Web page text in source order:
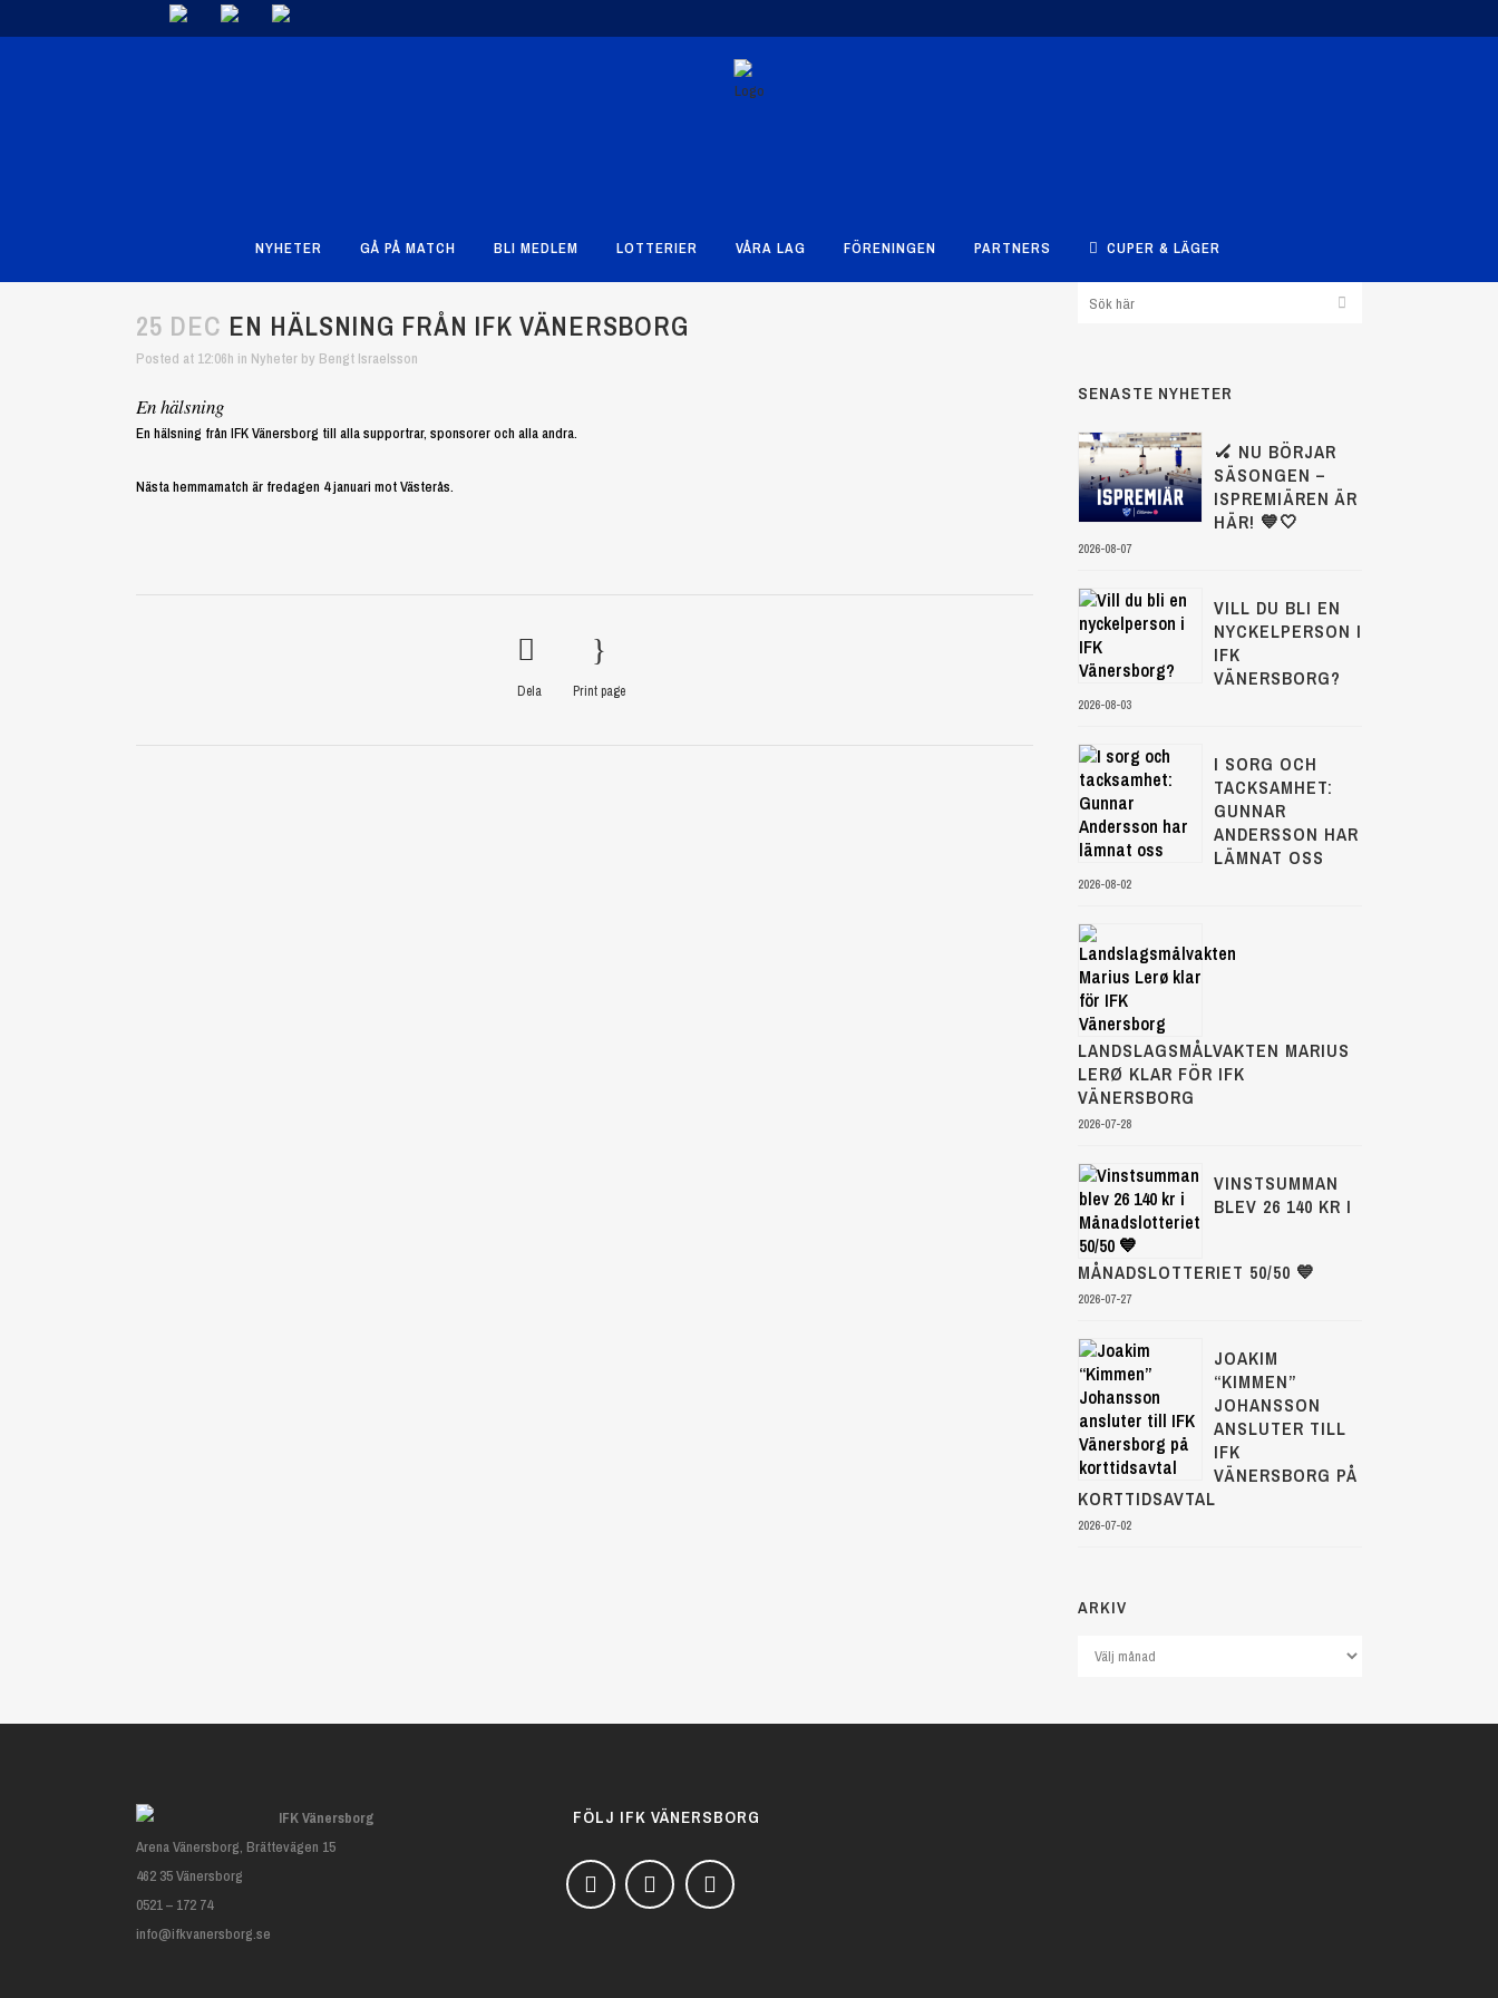
NYHETER GÅ PÅ MATCH BLI MEDLEM LOTTERIER VÅRA LAG FÖRENINGEN PARTNERS CUPER & LÄGER
25 DEC EN HÄLSNING FRÅN IFK VÄNERSBORG
Posted at 12:06h in Nyheter by Bengt Israelsson
En hälsning
En hälsning från IFK Vänersborg till alla supportrar, sponsorer och alla andra.
Nästa hemmamatch är fredagen 4 januari mot Västerås.
Dela Print page
SENASTE NYHETER
🏑 NU BÖRJAR
SÄSONGEN –
ISPREMIÄREN ÄR
HÄR! 💙🤍
2026-08-07
VILL DU BLI EN
NYCKELPERSON I
IFK
VÄNERSBORG?
2026-08-03
I SORG OCH
TACKSAMHET:
GUNNAR
ANDERSSON HAR
LÄMNAT OSS
2026-08-02
LANDSLAGSMÅLVAKTEN MARIUS
LERØ KLAR FÖR IFK
VÄNERSBORG
2026-07-28
VINSTSUMMAN
BLEV 26 140 KR I
MÅNADSLOTTERIET 50/50 💙
2026-07-27
JOAKIM
“KIMMEN”
JOHANSSON
ANSLUTER TILL
IFK
VÄNERSBORG PÅ
KORTTIDSAVTAL
2026-07-02
ARKIV
Arkiv
IFK Vänersborg
Arena Vänersborg, Brättevägen 15
462 35 Vänersborg
0521 – 172 74
info@ifkvanersborg.se
FÖLJ IFK VÄNERSBORG